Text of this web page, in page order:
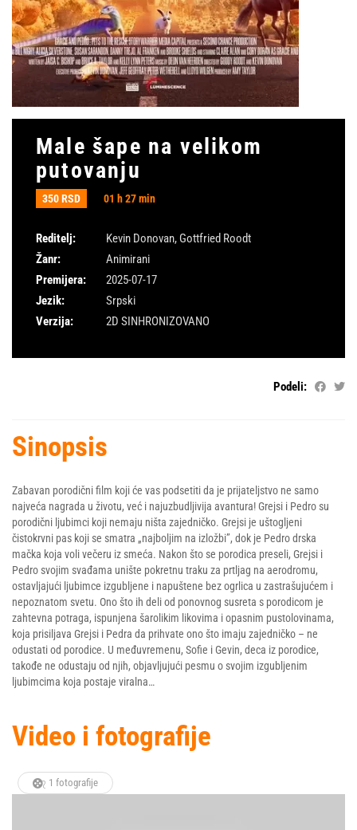
Male šape na velikom
putovanju
350 RSD 01 h 27 min
Reditelj: Kevin Donovan, Gottfried Roodt
Žanr:
Animirani
Premijera:
2025-07-17
Jezik:
Srpski
Verzija:
2D SINHRONIZOVANO
Podeli:
Sinopsis
Zabavan porodični film koji će vas podsetiti da je prijateljstvo ne samo
najveća nagrada u životu, već i najuzbudljivija avantura! Grejsi i Pedro su
porodični ljubimci koji nemaju ništa zajedničko. Grejsi je uštogljeni
čistokrvni pas koji se smatra „najboljim na izložbi”, dok je Pedro drska
mačka koja voli večeru iz smeća. Nakon što se porodica preseli, Grejsi i
Pedro svojim svađama unište pokretnu traku za prtljag na aerodromu,
ostavljajući ljubimce izgubljene i napuštene bez ogrlica u zastrašujućem i
nepoznatom svetu. Ono što ih deli od ponovnog susreta s porodicom je
zahtevna potraga, ispunjena šarolikim likovima i opasnim pustolovinama,
koja prisiljava Grejsi i Pedra da prihvate ono što imaju zajedničko – ne
odustati od porodice. U međuvremenu, Sofie i Gevin, deca iz porodice,
takođe ne odustaju od njih, objavljujući pesmu o svojim izgubljenim
ljubimcima koja postaje viralna…
Video i fotografije
1 fotografije